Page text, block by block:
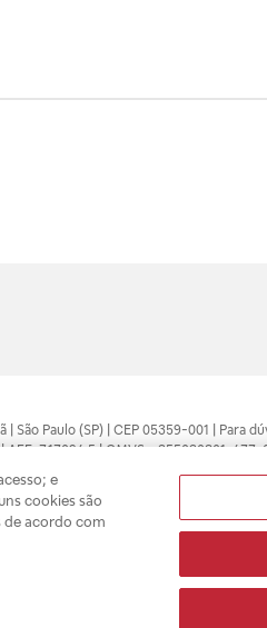
São Paulo (SP) | CEP 05359-001 | Para
7.17094.5 | CMVS - 355030801-
Somente o médico está apto a
apenas para compras feitas pela
com tranquilidade. A privacidade e a
e
cookies são
de acordo com